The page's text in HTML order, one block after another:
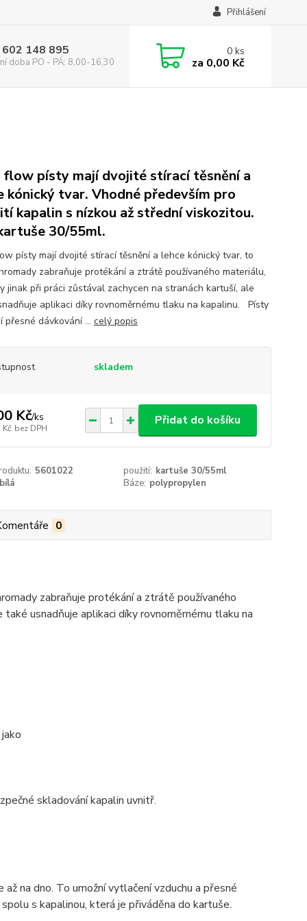
Přihlášení
148 895
doba PO - PÁ: 8,00-16,30
0ks
za 0,00 Kč
flow písty mají dvojité stírací těsnění a
kónický tvar. Vhodné především pro
kapalin s nízkou až střední viskozitou.
30/55ml.
písty mají dvojité stírací těsnění a lehce kónický tvar, to
zabraňuje protékání a ztrátě používaného materiálu,
jinak při práci zůstával zachycen na stranách kartuší, ale
aplikaci díky rovnoměrnému tlaku na kapalinu. Písty
přesné dávkování ... celý popis
skladem
Kč/ks
Kč bez DPH
Přidat do košíku
5601022 použití: kartuše 30/55ml
bílá Báze: polypropylen
0
zabraňuje protékání a ztrátě používaného
usnadňuje aplikaci díky rovnoměrnému tlaku na
skladování kapalin uvnitř.
na dno. To umožní vytlačení vzduchu a přesné
s kapalinou, která je přiváděna do kartuše.